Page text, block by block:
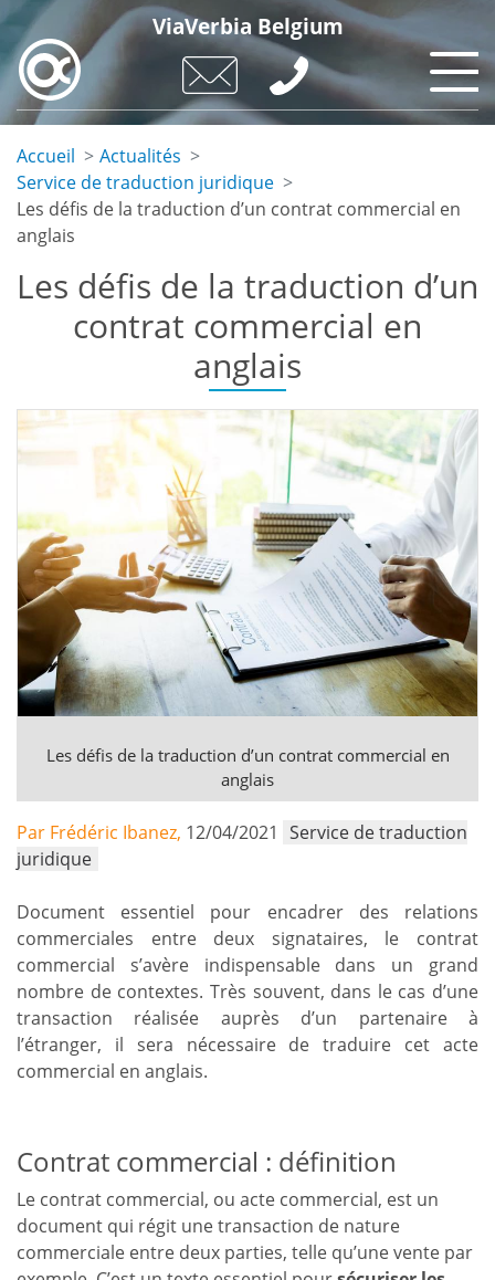
Skip
main
content
ViaVerbia Belgium
Accueil
Actualités
Service de traduction juridique
Les défis de la traduction d’un contrat commercial en
anglais
Les défis de la traduction d’un
contrat commercial en
anglais
Les défis de la traduction d’un contrat commercial en
anglais
Par Frédéric Ibanez, 12/04/2021 Service de traduction
juridique
Document essentiel pour encadrer des relations
commerciales entre deux signataires, le contrat
commercial s’avère indispensable dans un grand
nombre de contextes. Très souvent, dans le cas d’une
transaction réalisée auprès d’un partenaire à
l’étranger, il sera nécessaire de traduire cet acte
commercial en anglais.
Contrat commercial : définition
Le contrat commercial, ou acte commercial, est un
document qui régit une transaction de nature
commerciale entre deux parties, telle qu’une vente par